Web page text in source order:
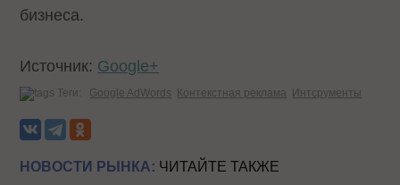
бизнеса.
Источник: Google+
Теги: Google AdWords Контекстная реклама Интсрументы
НОВОСТИ РЫНКА: ЧИТАЙТЕ ТАКЖЕ